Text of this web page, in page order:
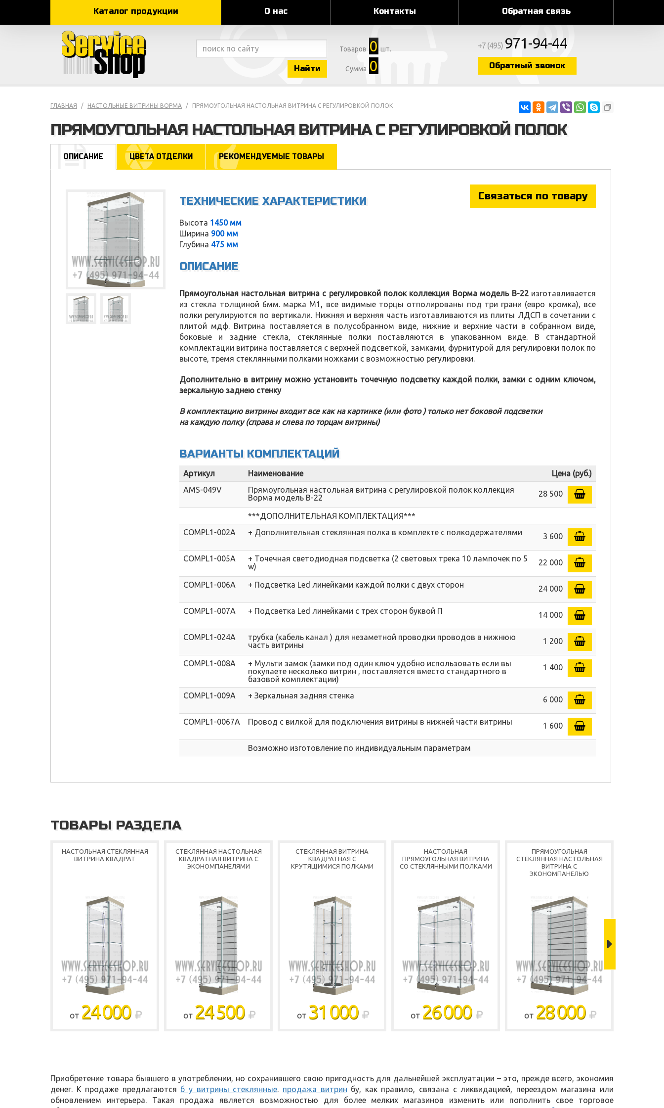
Каталог продукции О нас Контакты Обратная связь
Найти
Товаров 0 шт.
Сумма 0
+7 (495) 971-94-44
Обратный звонок
ГЛАВНАЯ НАСТОЛЬНЫЕ ВИТРИНЫ ВОРМА ПРЯМОУГОЛЬНАЯ НАСТОЛЬНАЯ ВИТРИНА С РЕГУЛИРОВКОЙ ПОЛОК
ПРЯМОУГОЛЬНАЯ НАСТОЛЬНАЯ ВИТРИНА С РЕГУЛИРОВКОЙ ПОЛОК
ОПИСАНИЕ ЦВЕТА ОТДЕЛКИ РЕКОМЕНДУЕМЫЕ ТОВАРЫ
Связаться по товару
ТЕХНИЧЕСКИЕ ХАРАКТЕРИСТИКИ
Высота 1450 мм
Ширина 900 мм
Глубина 475 мм
ОПИСАНИЕ
Прямоугольная настольная витрина с регулировкой полок коллекция Ворма модель В-22изготавливается
из стекла толщиной 6мм. марка М1, все видимые торцы отполированы под три грани (евро кромка), все
полки регулируются по вертикали. Нижняя и верхняя часть изготавливаются из плиты ЛДСП в сочетании с
плитой мдф. Витрина поставляется в полусобранном виде, нижние и верхние части в собранном виде,
боковые и задние стекла, стеклянные полки поставляются в упакованном виде. В стандартной
комплектации витрина поставляется с верхней подсветкой, замками, фурнитурой для регулировки полок по
высоте, тремя стеклянными полками ножками с возможностью регулировки.
Дополнительно в витрину можно установить точечную подсветку каждой полки, замки с одним ключом,
зеркальную заднею стенку
В комплектацию витрины входит все как на картинке (или фото ) только нет боковой подсветки
на каждую полку (справа и слева по торцам витрины)
ВАРИАНТЫ КОМПЛЕКТАЦИЙ
Артикул Наименование
Цена (руб.)
AMS-049V
Прямоугольная настольная витрина с регулировкой полок коллекция
Ворма модель В-22
28 500
***ДОПОЛНИТЕЛЬНАЯ КОМПЛЕКТАЦИЯ***
COMPL1-002A
+ Дополнительная стеклянная полка в комплекте с полкодержателями 3 600
COMPL1-005A
+ Точечная светодиодная подсветка (2 световых трека 10 лампочек по 5
w)
22 000
COMPL1-006A + Подсветка Led линейками каждой полки с двух сторон 24 000
COMPL1-007A + Подсветка Led линейками с трех сторон буквой П 14 000
COMPL1-024A
трубка (кабель канал ) для незаметной проводки проводов в нижнюю
часть витрины
1 200
COMPL1-008A
+ Мульти замок (замки под один ключ удобно использовать если вы
покупаете несколько витрин , поставляется вместо стандартного в
базовой комплектации)
1 400
COMPL1-009A + Зеркальная задняя стенка 6 000
COMPL1-0067A Провод с вилкой для подключения витрины в нижней части витрины 1 600
Возможно изготовление по индивидуальным параметрам
ТОВАРЫ РАЗДЕЛА
НАСТОЛЬНАЯ СТЕКЛЯННАЯ
ВИТРИНА КВАДРАТ
ОТ 24 000
СТЕКЛЯННАЯ НАСТОЛЬНАЯ
КВАДРАТНАЯ ВИТРИНА С
ЭКОНОМПАНЕЛЯМИ
ОТ 24 500
СТЕКЛЯННАЯ ВИТРИНА
КВАДРАТНАЯ С
КРУТЯЩИМИСЯ ПОЛКАМИ
ОТ 31 000
НАСТОЛЬНАЯ
ПРЯМОУГОЛЬНАЯ ВИТРИНА
СО СТЕКЛЯННЫМИ ПОЛКАМИ
ОТ 26 000
ПРЯМОУГОЛЬНАЯ
СТЕКЛЯННАЯ НАСТОЛЬНАЯ
ВИТРИНА С
ЭКОНОМПАНЕЛЬЮ
ОТ 28 000
Приобретение товара бывшего в употреблении, но сохранившего свою пригодность для дальнейшей эксплуатации – это, прежде всего, экономия
денег. К продаже предлагаются б у витрины стеклянные. продажа витрин бу, как правило, связана с ликвидацией, переездом магазина или
обновлением интерьера. Такая продажа является возможностью для более мелких магазинов изменить или пополнить свое торговое